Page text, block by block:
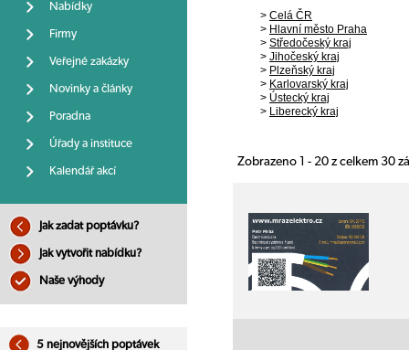
Nabídky
Firmy
Veřejné zakázky
Novinky a články
Poradna
Úřady a instituce
Kalendář akcí
Jak zadat poptávku?
Jak vytvořit nabídku?
Naše výhody
5 nejnovějších poptávek
> Celá ČR
> Hlavní město Praha
> Středočeský kraj
> Jihočeský kraj
> Plzeňský kraj
> Karlovarský kraj
> Ústecký kraj
> Liberecký kraj
Zobrazeno 1 - 20 z celkem 30